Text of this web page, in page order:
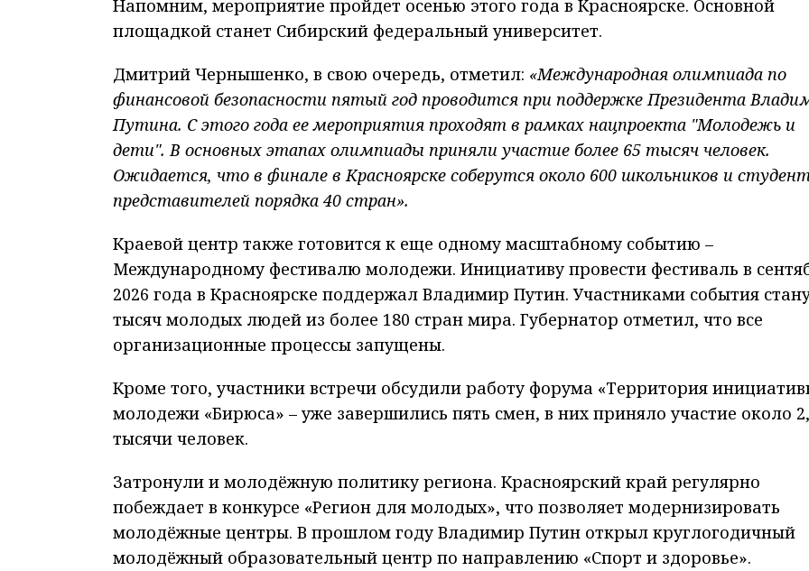
Напомним, мероприятие пройдет осенью этого года в Красноярске. Основной
площадкой станет Сибирский федеральный университет.
Дмитрий Чернышенко, в свою очередь, отметил: «Международная олимпиада по
финансовой безопасности пятый год проводится при поддержке Президента
Путина. С этого года ее мероприятия проходят в рамках нацпроекта "Молодежь и
дети". В основных этапах олимпиады приняли участие более 65 тысяч человек.
Ожидается, что в финале в Красноярске соберутся около 600 школьников и
представителей порядка 40 стран».
Краевой центр также готовится к еще одному масштабному событию –
Международному фестивалю молодежи. Инициативу провести фестиваль в
2026 года в Красноярске поддержал Владимир Путин. Участниками события
тысяч молодых людей из более 180 стран мира. Губернатор отметил, что все
организационные процессы запущены.
Кроме того, участники встречи обсудили работу форума «Территория
молодежи «Бирюса» – уже завершились пять смен, в них приняло участие около
тысячи человек.
Затронули и молодёжную политику региона. Красноярский край регулярно
побеждает в конкурсе «Регион для молодых», что позволяет модернизировать
молодёжные центры. В прошлом году Владимир Путин открыл круглогодичный
молодёжный образовательный центр по направлению «Спорт и здоровье».